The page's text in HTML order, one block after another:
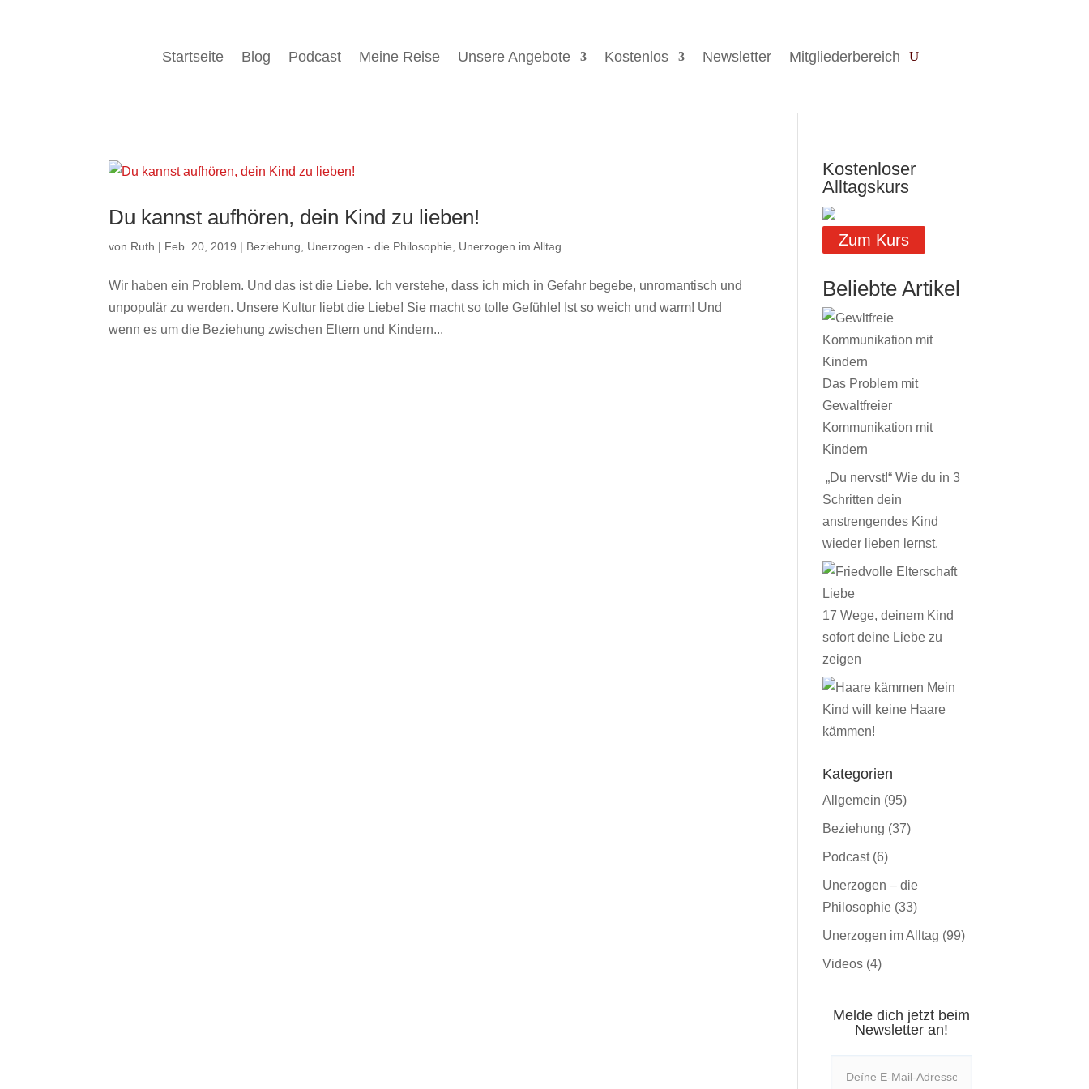
Startseite Blog Podcast Meine Reise Unsere Angebote Kostenlos Newsletter Mitgliederbereich
Du kannst aufhören, dein Kind zu lieben!
von Ruth | Feb. 20, 2019 | Beziehung Unerzogen - die Philosophie Unerzogen im Alltag
Wir haben ein Problem. Und das ist die Liebe. Ich verstehe, dass ich mich in Gefahr begebe, unromantisch und
unpopulär zu werden. Unsere Kultur liebt die Liebe! Sie macht so tolle Gefühle! Ist so weich und warm! Und
wenn es um die Beziehung zwischen Eltern und Kindern...
Kostenloser
Alltagskurs
Zum Kurs
Beliebte Artikel
Das Problem mit
Gewaltfreier
Kommunikation mit
Kindern
„Du nervst!“ Wie du in 3
Schritten dein
anstrengendes Kind
wieder lieben lernst.
17 Wege, deinem Kind
sofort deine Liebe zu
zeigen
Mein
Kind will keine Haare
kämmen!
Kategorien
Allgemein (95)
Beziehung (37)
Podcast(6)
Unerzogen – die
Philosophie (33)
Unerzogen im Alltag (99)
Videos (4)
Melde dich jetzt beim
Newsletter an!